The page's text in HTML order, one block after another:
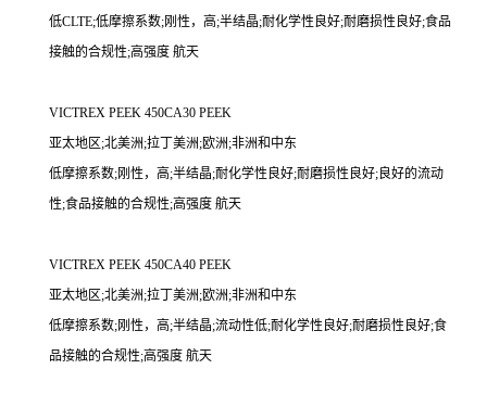
低CLTE;低摩擦系数;刚性，高;半结晶;耐化学性良好;耐磨损性良好;食品
接触的合规性;高强度 航天
VICTREX PEEK 450CA30 PEEK
亚太地区;北美洲;拉丁美洲;欧洲;非洲和中东
低摩擦系数;刚性，高;半结晶;耐化学性良好;耐磨损性良好;良好的流动
性;食品接触的合规性;高强度 航天
VICTREX PEEK 450CA40 PEEK
亚太地区;北美洲;拉丁美洲;欧洲;非洲和中东
低摩擦系数;刚性，高;半结晶;流动性低;耐化学性良好;耐磨损性良好;食
品接触的合规性;高强度 航天